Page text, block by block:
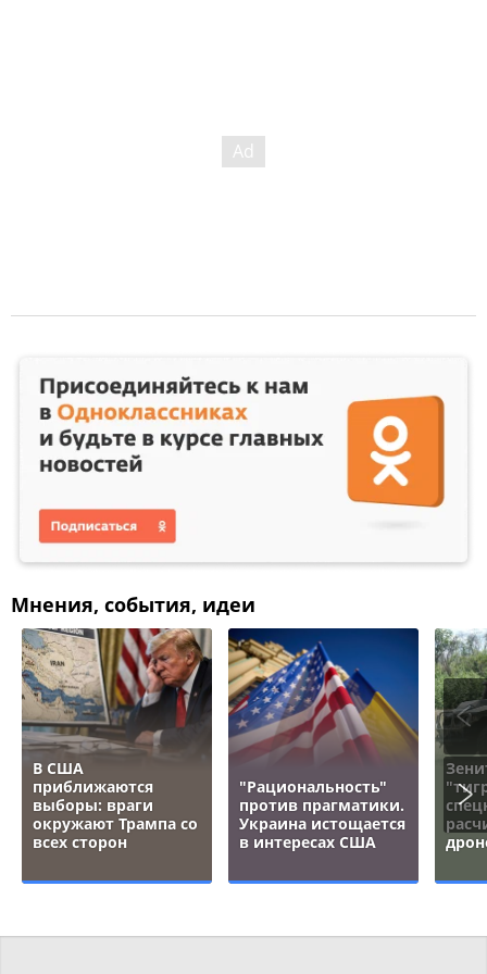
Мнения, события, идеи
В США
приближаются
выборы: враги
окружают Трампа со
всех сторон
"Рациональность"
против прагматики.
Украина истощается
в интересах США